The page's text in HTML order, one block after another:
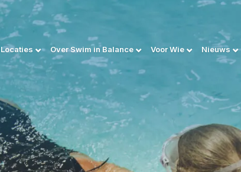
Locaties Over Swim in Balance Voor Wie Nieuws